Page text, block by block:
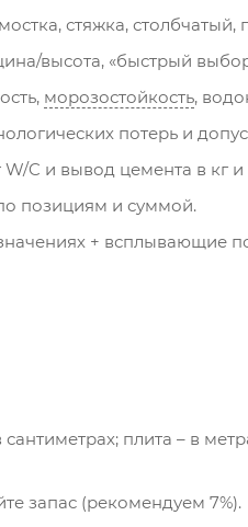
стяжка, столбчатый,
высота, «быстрый
морозостойкость,
потерь и
C и вывод цемента в кг
позициям и суммой.
+ всплывающие
плита – в
запас (рекомендуем 7%).